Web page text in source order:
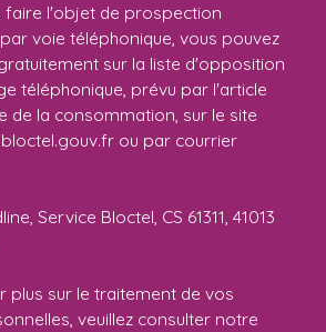
faire l'objet de prospection
voie téléphonique, vous pouvez
sur la liste d'opposition
téléphonique, prévu par l'article
de la consommation, sur le site
ou par courrier
Service Bloctel, CS 61311, 41013
plus sur le traitement de vos
veuillez consulter notre